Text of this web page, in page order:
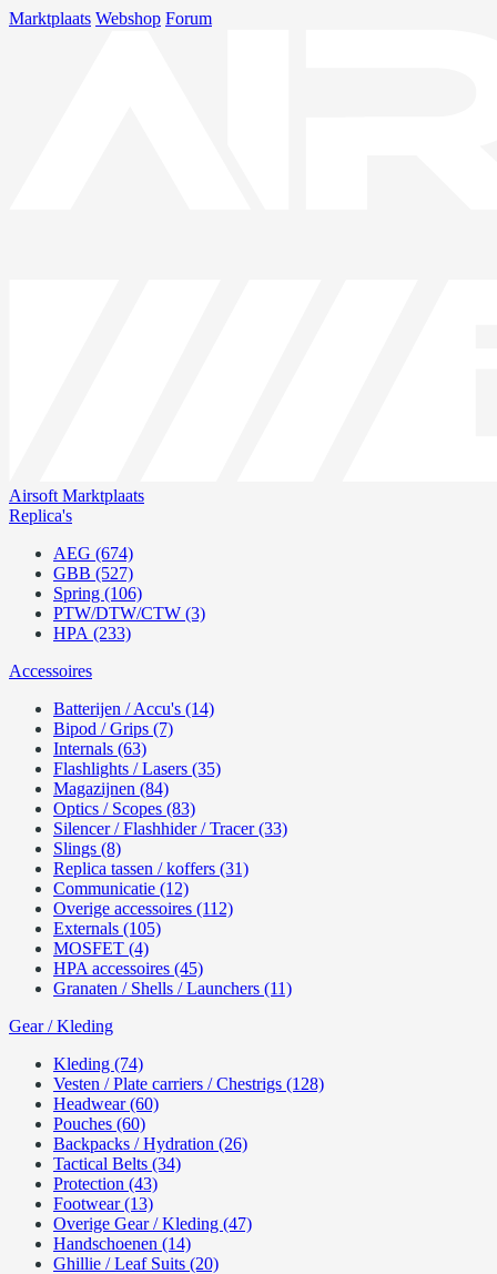
Marktplaats Webshop Forum
Airsoft Marktplaats
Replica's
AEG (674)
GBB (527)
Spring (106)
PTW/DTW/CTW (3)
HPA (233)
Accessoires
Batterijen / Accu's (14)
Bipod / Grips (7)
Internals (63)
Flashlights / Lasers (35)
Magazijnen (84)
Optics / Scopes (83)
Silencer / Flashhider / Tracer (33)
Slings (8)
Replica tassen / koffers (31)
Communicatie (12)
Overige accessoires (112)
Externals (105)
MOSFET (4)
HPA accessoires (45)
Granaten / Shells / Launchers (11)
Gear / Kleding
Kleding (74)
Vesten / Plate carriers / Chestrigs (128)
Headwear (60)
Pouches (60)
Backpacks / Hydration (26)
Tactical Belts (34)
Protection (43)
Footwear (13)
Overige Gear / Kleding (47)
Handschoenen (14)
Ghillie / Leaf Suits (20)